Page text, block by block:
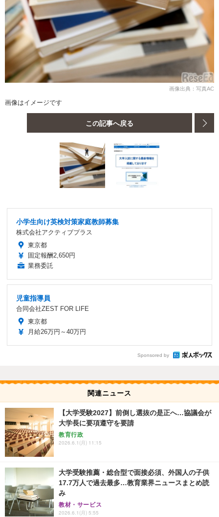
画像出典：写真AC
画像はイメージです
この記事へ戻る
小学生向け英検対策家庭教師募集
株式会社アクティブプラス
東京都
固定報酬2,650円
業務委託
児童指導員
合同会社ZEST FOR LIFE
東京都
月給26万円～40万円
Sponsored by
関連ニュース
【大学受験2027】前倒し選抜の是正へ…協議会が
大学長に要項遵守を要請
教育行政
2026.6.1(月) 11:15
大学受験推薦・総合型で面接必須、外国人の子供
17.7万人で過去最多…教育業界ニュースまとめ読
み
教材・サービス
2026.6.1(月) 5:55